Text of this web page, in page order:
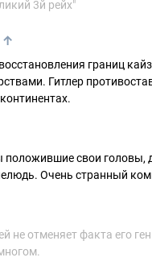
3й рейх"
↑
границ
Гитлер
свои головы,
Очень странный
не отменяет факта его